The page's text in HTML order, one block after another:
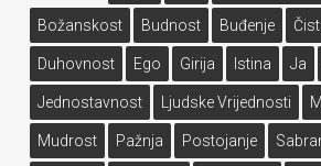
Božanskost Budnost Buđenje
Duhovnost Ego Girija Istina Ja
Jednostavnost Ljudske Vrijednosti
Mudrost Pažnja Postojanje